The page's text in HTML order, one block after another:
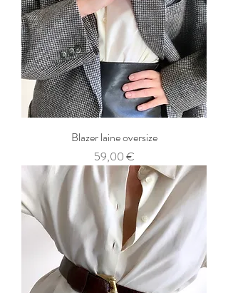
Blazer laine oversize
Prix
59,00 €